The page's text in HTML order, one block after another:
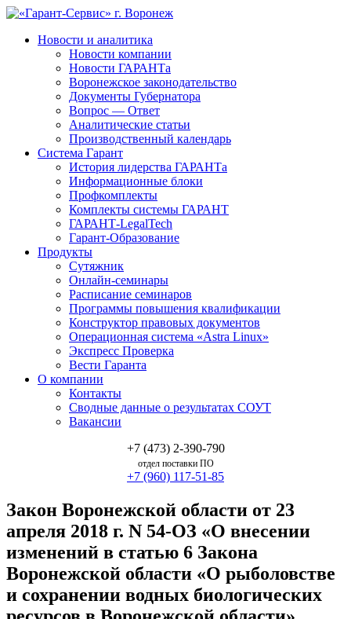
Новости и аналитика
Новости компании
Новости ГАРАНТа
Воронежское законодательство
Документы Губернатора
Вопрос — Ответ
Аналитические статьи
Производственный календарь
Система Гарант
История лидерства ГАРАНТа
Информационные блоки
Профкомплекты
Комплекты системы ГАРАНТ
ГАРАНТ-LegalTech
Гарант-Образование
Продукты
Сутяжник
Онлайн-семинары
Расписание семинаров
Программы повышения квалификации
Конструктор правовых документов
Операционная система «Astra Linux»
Экспресс Проверка
Вести Гаранта
О компании
Контакты
Сводные данные о результатах СОУТ
Вакансии
+7 (473) 2-390-790
отдел поставки ПО
+7 (960) 117-51-85
Закон Воронежской области от 23
апреля 2018 г. N 54-ОЗ «О внесении
изменений в статью 6 Закона
Воронежской области «О рыболовстве
и сохранении водных биологических